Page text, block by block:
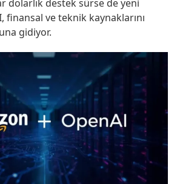
dolarlık destek sürse de yeni
finansal ve teknik kaynaklarını
gidiyor.